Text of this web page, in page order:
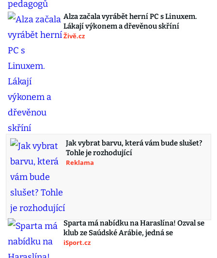
Alza začala vyrábět herní PC s Linuxem.
Lákají výkonem a dřevěnou skříní
Živě.cz
Jak vybrat barvu, která vám bude slušet?
Tohle je rozhodující
Reklama
Sparta má nabídku na Haraslína! Ozval se
klub ze Saúdské Arábie, jedná se
iSport.cz